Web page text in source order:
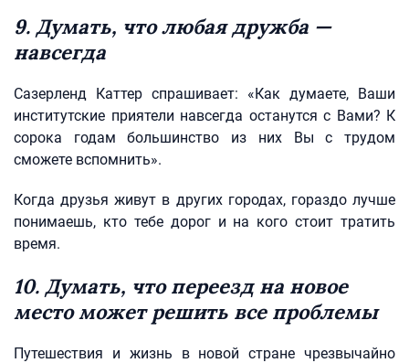
9. Думать, что любая дружба —
навсегда
Сазерленд Каттер спрашивает: «Как думаете, Ваши
институтские приятели навсегда останутся с Вами? К
сорока годам большинство из них Вы с трудом
сможете вспомнить».
Когда друзья живут в других городах, гораздо лучше
понимаешь, кто тебе дорог и на кого стоит тратить
время.
10. Думать, что переезд на новое
место может решить все проблемы
Путешествия и жизнь в новой стране чрезвычайно